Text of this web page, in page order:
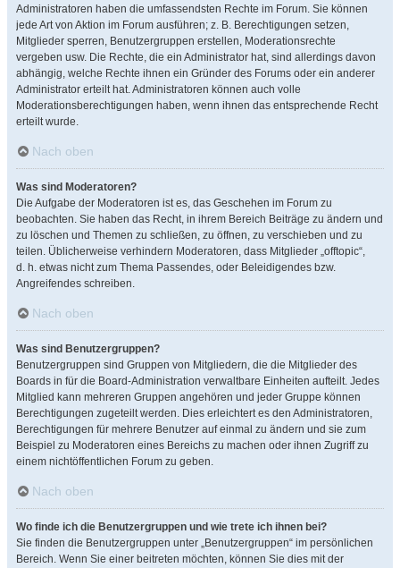
Administratoren haben die umfassendsten Rechte im Forum. Sie können
jede Art von Aktion im Forum ausführen; z. B. Berechtigungen setzen,
Mitglieder sperren, Benutzergruppen erstellen, Moderationsrechte
vergeben usw. Die Rechte, die ein Administrator hat, sind allerdings davon
abhängig, welche Rechte ihnen ein Gründer des Forums oder ein anderer
Administrator erteilt hat. Administratoren können auch volle
Moderationsberechtigungen haben, wenn ihnen das entsprechende Recht
erteilt wurde.
Nach oben
Was sind Moderatoren?
Die Aufgabe der Moderatoren ist es, das Geschehen im Forum zu
beobachten. Sie haben das Recht, in ihrem Bereich Beiträge zu ändern und
zu löschen und Themen zu schließen, zu öffnen, zu verschieben und zu
teilen. Üblicherweise verhindern Moderatoren, dass Mitglieder „offtopic“,
d. h. etwas nicht zum Thema Passendes, oder Beleidigendes bzw.
Angreifendes schreiben.
Nach oben
Was sind Benutzergruppen?
Benutzergruppen sind Gruppen von Mitgliedern, die die Mitglieder des
Boards in für die Board-Administration verwaltbare Einheiten aufteilt. Jedes
Mitglied kann mehreren Gruppen angehören und jeder Gruppe können
Berechtigungen zugeteilt werden. Dies erleichtert es den Administratoren,
Berechtigungen für mehrere Benutzer auf einmal zu ändern und sie zum
Beispiel zu Moderatoren eines Bereichs zu machen oder ihnen Zugriff zu
einem nichtöffentlichen Forum zu geben.
Nach oben
Wo finde ich die Benutzergruppen und wie trete ich ihnen bei?
Sie finden die Benutzergruppen unter „Benutzergruppen“ im persönlichen
Bereich. Wenn Sie einer beitreten möchten, können Sie dies mit der